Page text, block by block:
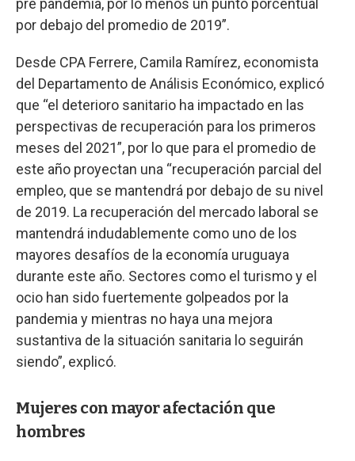
pre pandemia, por lo menos un punto porcentual
por debajo del promedio de 2019”.
Desde CPA Ferrere, Camila Ramírez, economista
del Departamento de Análisis Económico, explicó
que “el deterioro sanitario ha impactado en las
perspectivas de recuperación para los primeros
meses del 2021”, por lo que para el promedio de
este año proyectan una “recuperación parcial del
empleo, que se mantendrá por debajo de su nivel
de 2019. La recuperación del mercado laboral se
mantendrá indudablemente como uno de los
mayores desafíos de la economía uruguaya
durante este año. Sectores como el turismo y el
ocio han sido fuertemente golpeados por la
pandemia y mientras no haya una mejora
sustantiva de la situación sanitaria lo seguirán
siendo”, explicó.
Mujeres con mayor afectación que
hombres